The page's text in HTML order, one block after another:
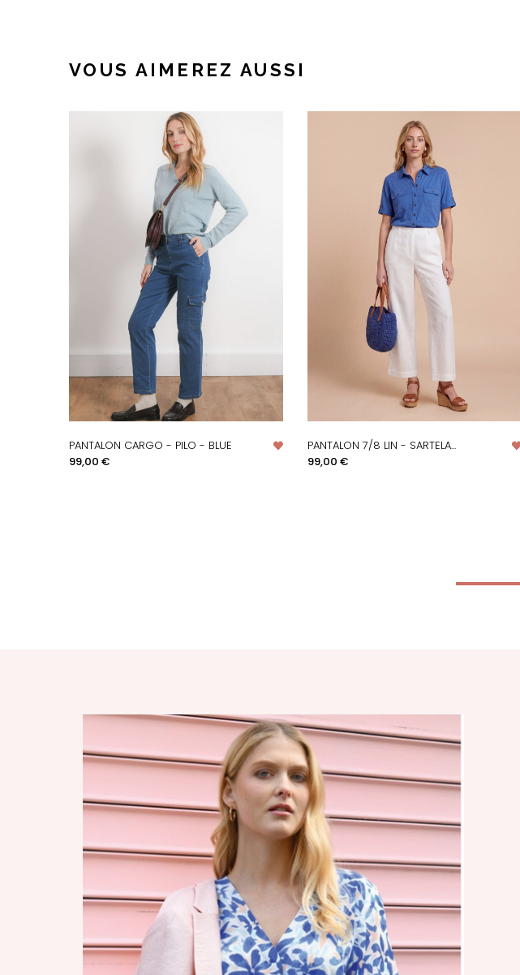
VOUS AIMEREZ AUSSI
PANTALON CARGO - PILO - BLUE
Prix
99,00 €
PANTALON 7/8 LIN - SARTELA...
Prix
99,00 €